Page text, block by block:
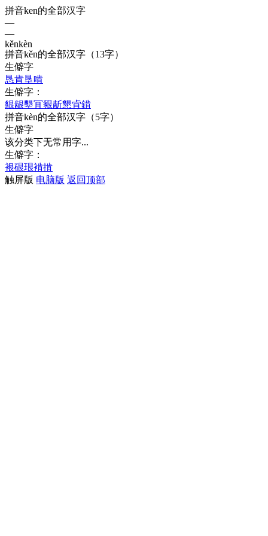
拼音ken的全部汉字
—
—
kěnkèn
—
拼音kěn的全部汉字 （13字）
生僻字
恳肯垦啃
生僻字：
貇龈墾肎豤龂懇肻錹
拼音kèn的全部汉字 （5字）
生僻字
该分类下无常用字...
生僻字：
裉硍珢褃掯
触屏版 电脑版 返回顶部